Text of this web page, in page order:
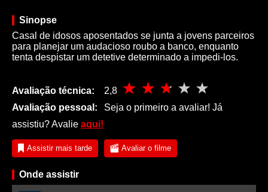
Sinopse
Casal de idosos aposentados se junta a jovens parceiros
para planejar um audacioso roubo a banco, enquanto
tenta despistar um detetive determinado a impedi-los.
Avaliação técnica:
2,8
Avaliação pessoal:
Seja o primeiro a avaliar! Já
assistiu? Avalie aqui!
Assistir mais tarde Avaliar o filme
Onde assistir